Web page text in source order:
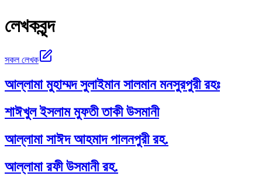
লেখকবৃন্দ
সকল লেখক
আল্লামা মুহাম্মদ সুলাইমান সালমান মনসুরপুরী রহঃ
শাঈখুল ইসলাম মুফতী তাকী উসমানী
আল্লামা সাঈদ আহমাদ পালনপুরী রহ.
আল্লামা রফী উসমানী রহ.